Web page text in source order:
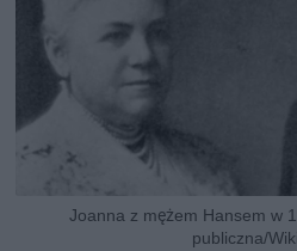
Joanna z mężem Hansem w
publiczna/